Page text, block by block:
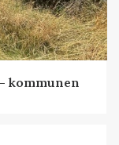
kommunen